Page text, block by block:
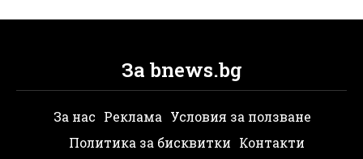
За bnews.bg
За нас Реклама Условия за ползване
Политика за бисквитки Контакти